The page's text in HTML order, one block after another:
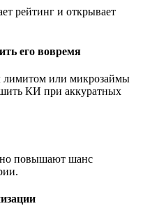
рейтинг и открывает
его вовремя
или микрозаймы
КИ при аккуратных
повышают шанс